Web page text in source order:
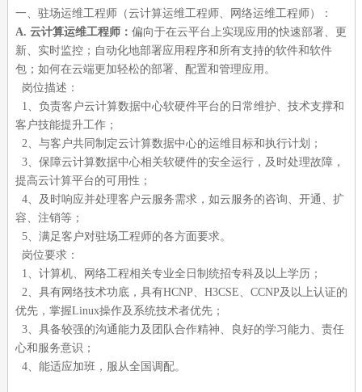
一、驻场运维工程师（云计算运维工程师、网络运维工程师）：
A. 云计算运维工程师： 偏向于在云平台上实现应用的快速部署、更
新、实时监控；自动化地部署应用程序和所有支持的软件和软件
包；如何在云端更加轻松的部署、配置和管理应用。
岗位描述：
1、负责客户云计算数据中心软硬件平台的日常维护、技术支撑和
客户技能提升工作；
2、与客户共同制定云计算数据中心的运维目标和执行计划；
3、保障云计算数据中心相关软硬件的安全运行，及时处理故障，
提高云计算平台的可用性；
4、及时响应并处理客户云服务需求，如云服务的咨询、开通、扩
容、注销等；
5、满足客户对驻场工程师的各方面要求。
岗位要求：
1、计算机、网络工程相关专业全日制统招专科及以上学历；
2、具有网络技术功底，具有HCNP、H3CSE、CCNP及以上认证的
优先，掌握Linux操作及系统技术者优先；
3、具备较强的沟通能力及团队合作精神、良好的学习能力、责任
心和服务意识；
4、能适应加班，服从全国调配。